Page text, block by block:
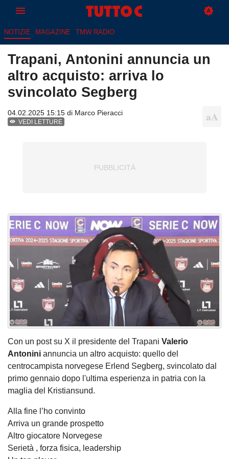
NOTIZIE MAGAZINE TMW RADIO
Trapani, Antonini annuncia un
altro acquisto: arriva lo
svincolato Segberg
04.02.2025 15:15 di Marco Pieracci
VEDI LETTURE
Con un post su X il presidente del Trapani Valerio
Antonini annuncia un altro acquisto: quello del
centrocampista norvegese Erlend Segberg, svincolato dal
primo gennaio dopo l'ultima esperienza in patria con la
maglia del Kristiansund.
Alla fine l’ho convinto
Arriva un grande prospetto
Altro giocatore Norvegese
Serietà , forza fisica, leadership